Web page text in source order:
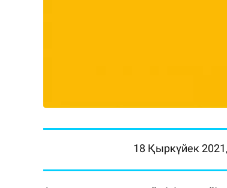
18 Қыркүйек